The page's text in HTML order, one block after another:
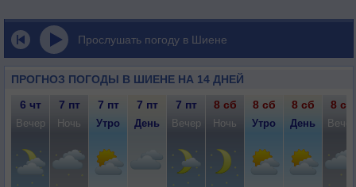
Прослушать погоду в Шиене
ПРОГНОЗ ПОГОДЫ В ШИЕНЕ НА 14 ДНЕЙ
6 чт 7 пт 7 пт 7 пт 7 пт 8 сб 8 сб 8 сб 8 сб
Вечер Ночь Утро День Вечер Ночь Утро День Вечер